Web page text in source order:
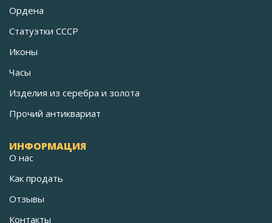
Ордена
Статуэтки СССР
Иконы
Часы
Изделия из серебра и золота
Прочий антиквариат
ИНФОРМАЦИЯ
О нас
Как продать
Отзывы
Контакты